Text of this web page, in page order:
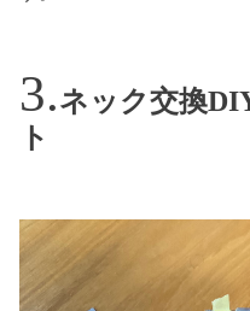
ネック交換
ト